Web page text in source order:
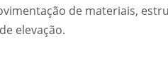
de materiais,
elevação.